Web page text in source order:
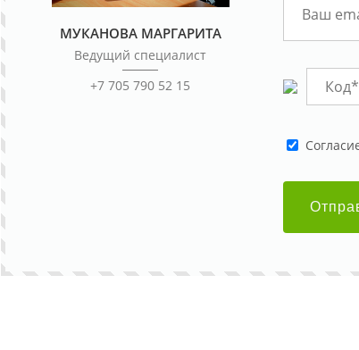
МУКАНОВА МАРГАРИТА
Ведущий специалист
+7 705 790 52 15